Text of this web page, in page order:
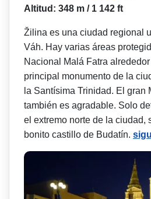
Altitud: 348 m / 1 142 ft
Žilina es una ciudad regional
Váh. Hay varias áreas
Nacional Malá Fatra
principal monumento de la
la Santísima Trinidad. El gran
también es agradable. Solo
el extremo norte de la ciudad,
bonito castillo de Budatín.